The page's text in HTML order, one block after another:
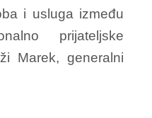
i usluga između
prijateljske
Marek, generalni